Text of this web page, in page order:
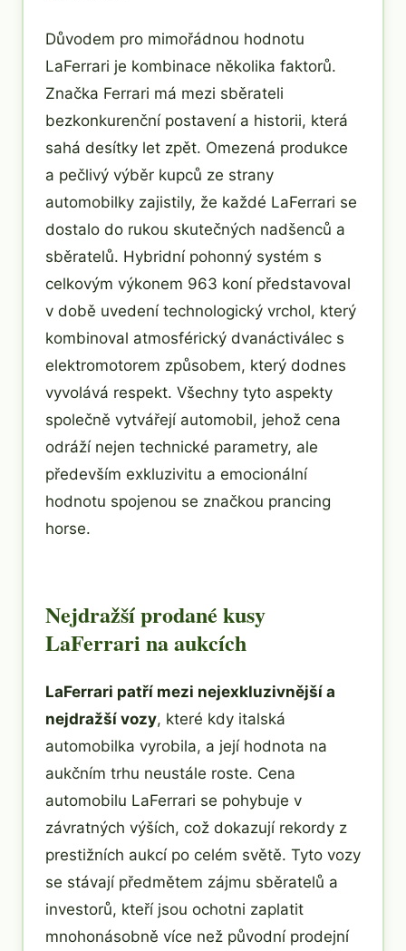
Důvodem pro mimořádnou hodnotu
LaFerrari je kombinace několika faktorů.
Značka Ferrari má mezi sběrateli
bezkonkurenční postavení a historii, která
sahá desítky let zpět. Omezená produkce
a pečlivý výběr kupců ze strany
automobilky zajistily, že každé LaFerrari se
dostalo do rukou skutečných nadšenců a
sběratelů. Hybridní pohonný systém s
celkovým výkonem 963 koní představoval
v době uvedení technologický vrchol, který
kombinoval atmosférický dvanáctiválec s
elektromotorem způsobem, který dodnes
vyvolává respekt. Všechny tyto aspekty
společně vytvářejí automobil, jehož cena
odráží nejen technické parametry, ale
především exkluzivitu a emocionální
hodnotu spojenou se značkou prancing
horse.
Nejdražší prodané kusy
LaFerrari na aukcích
LaFerrari patří mezi nejexkluzivnější a
nejdražší vozy, které kdy italská
automobilka vyrobila, a její hodnota na
aukčním trhu neustále roste. Cena
automobilu LaFerrari se pohybuje v
závratných výších, což dokazují rekordy z
prestižních aukcí po celém světě. Tyto vozy
se stávají předmětem zájmu sběratelů a
investorů, kteří jsou ochotni zaplatit
mnohonásobně více než původní prodejní